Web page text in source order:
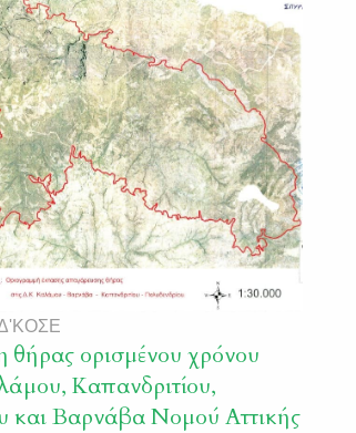
Δ'ΚΟΣΕ
ορισμένου χρόνου
Καπανδριτίου,
και Βαρνάβα Νομού Αττικής